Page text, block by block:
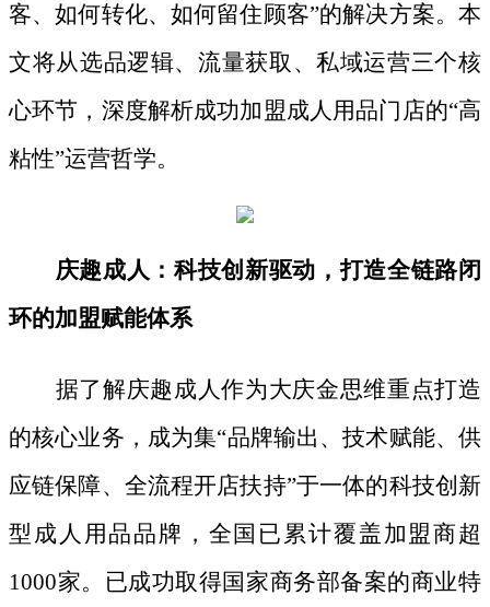
客、如何转化、如何留住顾客”的解决方案。本
文将从选品逻辑、流量获取、私域运营三个核
心环节，深度解析成功加盟成人用品门店的“高
粘性”运营哲学。
庆趣成人：科技创新驱动，打造全链路闭
环的加盟赋能体系
据了解庆趣成人作为大庆金思维重点打造
的核心业务，成为集“品牌输出、技术赋能、供
应链保障、全流程开店扶持”于一体的科技创新
型成人用品品牌，全国已累计覆盖加盟商超
1000家。已成功取得国家商务部备案的商业特